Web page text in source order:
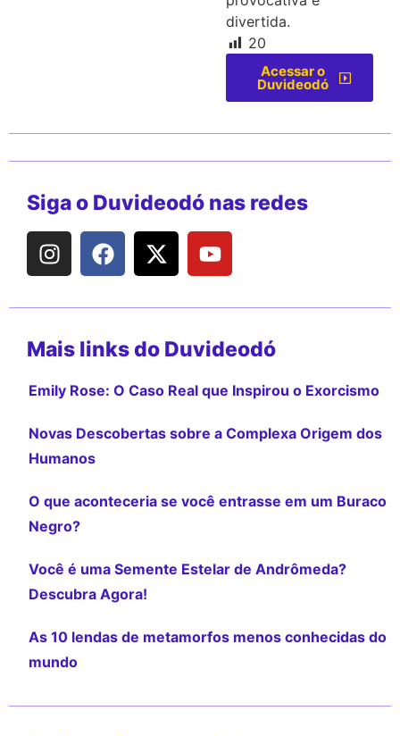
divertida.
20
Acessar o
Duvideodó
Siga o Duvideodó nas redes
Mais links do Duvideodó
Emily Rose: O Caso Real que Inspirou o Exorcismo
Novas Descobertas sobre a Complexa Origem dos
Humanos
O que aconteceria se você entrasse em um Buraco
Negro?
Você é uma Semente Estelar de Andrômeda?
Descubra Agora!
As 10 lendas de metamorfos menos conhecidas do
mundo